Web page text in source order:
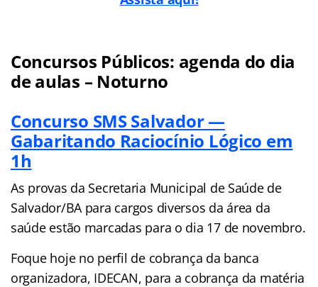
Concursos Públicos: agenda do dia
de aulas – Noturno
Concurso SMS Salvador —
Gabaritando Raciocínio Lógico em
1h
As provas da Secretaria Municipal de Saúde de
Salvador/BA para cargos diversos da área da
saúde estão marcadas para o dia 17 de novembro.
Foque hoje no perfil de cobrança da banca
organizadora, IDECAN, para a cobrança da matéria